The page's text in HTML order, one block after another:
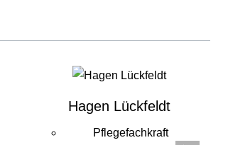
Hagen Lückfeldt
Pflegefachkraft